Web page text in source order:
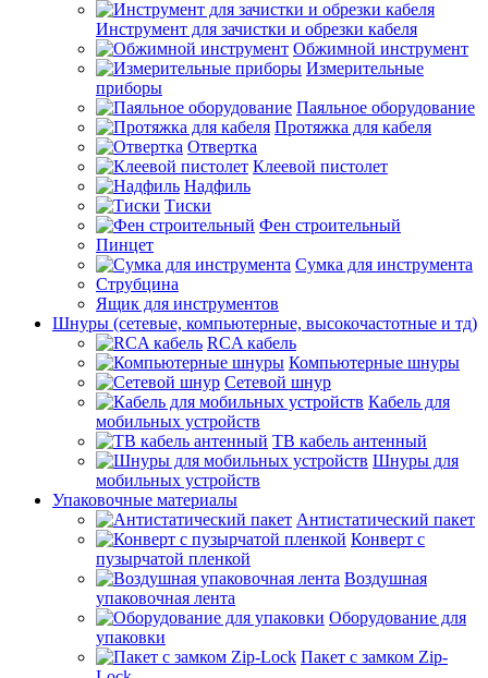
Инструмент для зачистки и обрезки кабеля
Обжимной инструмент
Измерительные
приборы
Паяльное оборудование
Протяжка для кабеля
Отвертка
Клеевой пистолет
Надфиль
Тиски
Фен строительный
Пинцет
Сумка для инструмента
Струбцина
Ящик для инструментов
Шнуры (сетевые, компьютерные, высокочастотные и тд)
RCA кабель
Компьютерные шнуры
Сетевой шнур
Кабель для
мобильных устройств
ТВ кабель антенный
Шнуры для
мобильных устройств
Упаковочные материалы
Антистатический пакет
Конверт с
пузырчатой пленкой
Воздушная
упаковочная лента
Оборудование для
упаковки
Пакет с замком Zip-